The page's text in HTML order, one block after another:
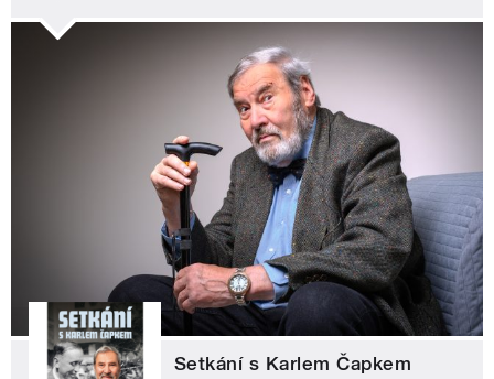
Setkání s Karlem Čapkem